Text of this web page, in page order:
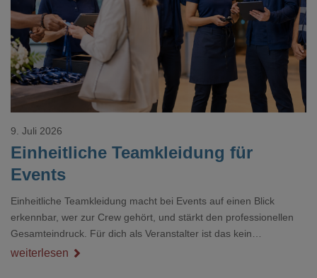
Loading...
Einheitliche Teamkleidung für
Events
9. Juli 2026
Einheitliche Teamkleidung macht bei Events auf einen Blick
erkennbar, wer zur Crew gehört, und stärkt den professionellen
Gesamteindruck. Für dich als Veranstalter ist das kein
Nebenthema: Bei Textilien mit Stickerei oder mehreren
weiterlesen